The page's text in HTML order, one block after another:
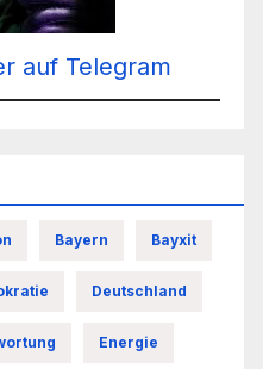
auf Telegram
Bayern Bayxit
Deutschland
Energie